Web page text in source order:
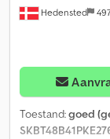
Hedensted
Toestand:goed